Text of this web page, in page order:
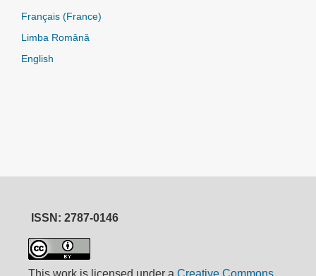
Français (France)
Limba Română
English
ISSN: 2787-0146
This work is licensed under a Creative Commons